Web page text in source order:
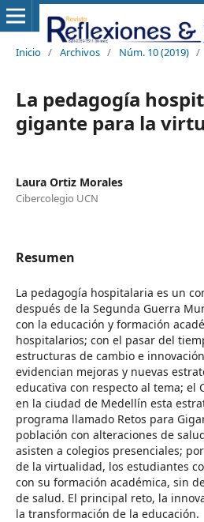
Inicio / Archivos / Núm. 10 (2019) /
La pedagogía
gigante para la
Laura Ortiz Morales
Cibercolegio UCN
Resumen
La pedagogía hospitalaria es un
después de la Segunda Guerra
con la educación y formación
hospitalarios; con el pasar del
estructuras de cambio e
evidencian mejoras y nuevas
educativa con respecto al tema; el
en la ciudad de Medellín esta
programa llamado Retos para
población con alteraciones de
asisten a colegios presenciales;
de la virtualidad, los estudiantes
con su formación académica, sin
de salud. El principal reto, la
la transformación de la educación.